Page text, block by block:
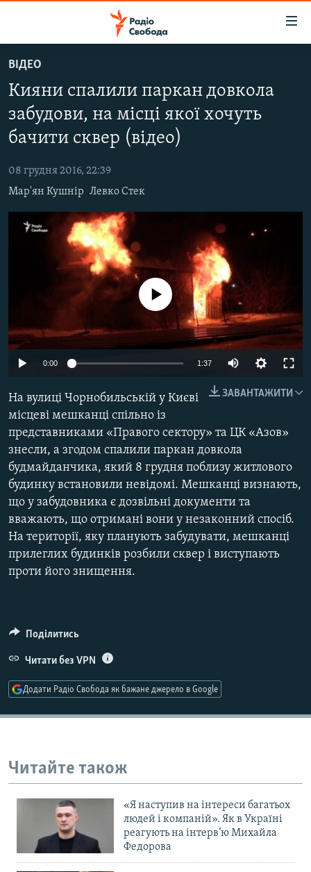
до
основного
матеріалу
Перейти
до
навігації
Перейти
до
пошуку
РАДІО СВОБОДА – 70 РОКІВ
ВСЕ ЗА ДОБУ
СТАТТІ
ЕКОНОМІКА
СУСПІЛЬСТВО
КУЛЬТУРА
РОСІЙСЬКА «ФІЛЬТРАЦІЯ»
ДОНБАС.РЕАЛІЇ
КРИМ.РЕАЛІЇ
КИТАЙ.ВИКЛИКИ
ФОТО
ПОДКАСТИ
КРИМ РЕАЛІЇ
РУС
УКР
КТАТ
ДОЛУЧАЙСЯ!
Усі сайти RFE/RL
ВІДЕО
Кияни спалили паркан довкола
забудови, на місці якої хочуть
бачити сквер (відео)
08 грудня 2016, 22:39
Мар'ян Кушнір Левко Стек
No media source currently available
0:00 1:37
ЗАВАНТАЖИТИ
На вулиці Чорнобильській у Києві
місцеві мешканці спільно із
представниками «Правого сектору» та ЦК «Азов»
знесли, а згодом спалили паркан довкола
будмайданчика, який 8 грудня поблизу житлового
будинку встановили невідомі. Мешканці визнають,
що у забудовника є дозвільні документи та
вважають, що отримані вони у незаконний спосіб.
На території, яку планують забудувати, мешканці
прилеглих будинків розбили сквер і виступають
проти його знищення.
Поділитись
Читати без VPN
Додати Радіо Свобода як бажане джерело в Google
Читайте також
«Я наступив на інтереси багатьох
людей і компаній». Як в Україні
реагують на інтерв’ю Михайла
Федорова